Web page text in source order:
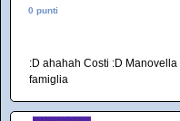
0 punti
:D ahahah Costi :D
famiglia